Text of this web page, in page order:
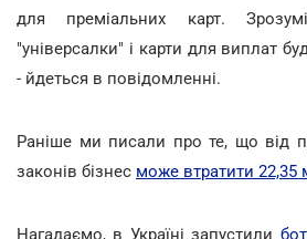
для преміальних карт.
"універсалки" і карти для виплат
- йдеться в повідомленні.
Раніше ми писали про те, що від
законів бізнес може втратити 22,35
Нагадаємо, в Україні запустили